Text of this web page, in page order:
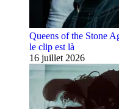
Queens of the Stone
le clip est là
16 juillet 2026